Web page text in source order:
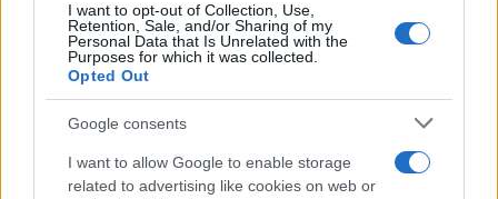
I want to opt-out of Collection, Use,
Retention, Sale, and/or Sharing of my
Personal Data that Is Unrelated with the
Purposes for which it was collected.
Opted Out
Google consents
I want to allow Google to enable storage
related to advertising like cookies on web or